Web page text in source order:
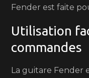
Fender est faite
Utilisation
commandes
La guitare Fender